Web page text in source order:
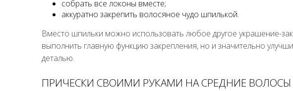
собрать все локоны вместе;
аккуратно закрепить волосяное чудо шпилькой.
Вместо шпильки можно использовать любое другое украшение-
выполнить главную функцию закрепления, но и значительно
деталью.
ПРИЧЕСКИ СВОИМИ РУКАМИ НА СРЕДНИЕ ВОЛОСЫ